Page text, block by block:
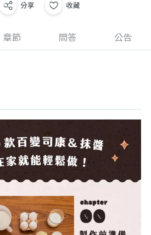
分享 收藏
章節 問答 公告